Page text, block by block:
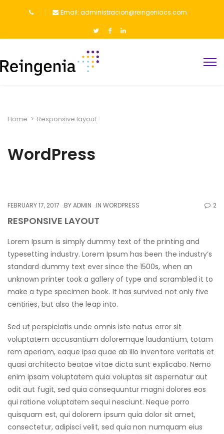
Email: administracion@reingeniacs.com
Home > Responsive layout
WordPress
FEBRUARY 17, 2017 BYADMIN IN WORDPRESS 2
RESPONSIVE LAYOUT
Lorem Ipsum is simply dummy text of the printing and
typesetting industry. Lorem Ipsum has been the industry’s
standard dummy text ever since the 1500s, when an
unknown printer took a gallery of type and scrambled it to
make a type specimen book. It has survived not only five
centiries, but also the leap into.
Sed ut perspiciatis unde omnis iste natus error sit
voluptatem accusantium doloremque laudantium, totam
rem aperiam, eaque ipsa quae ab illo inventore veritatis et
quasi architecto beatae vitae dicta sunt explicabo. Nemo
enim ipsam voluptatem quia voluptas sit aspernatur aut
odit aut fugit, sed quia consequuntur magni dolores eos
qui ratione voluptatem sequi nesciunt. Neque porro
quisquam est, qui dolorem ipsum quia dolor sit amet,
consectetur, adipisci velit, sed quia non numquam eius